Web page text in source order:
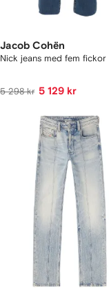
Jacob Cohën
Nick jeans med fem fickor
5 298 kr 5 129 kr